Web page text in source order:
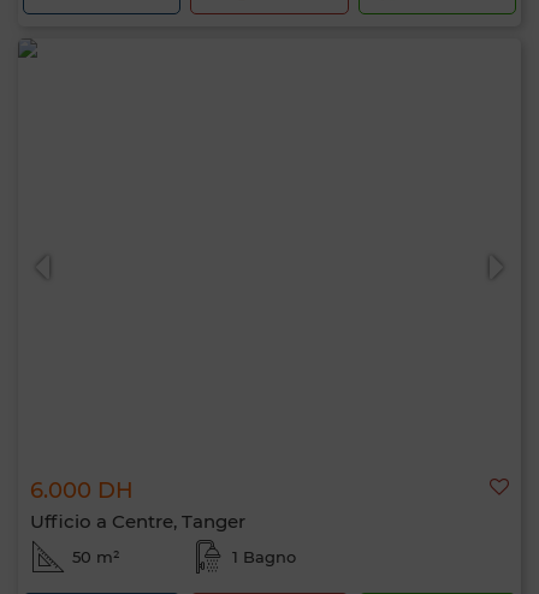
6.000 DH
Ufficio a Centre, Tanger
50 m² 1 Bagno